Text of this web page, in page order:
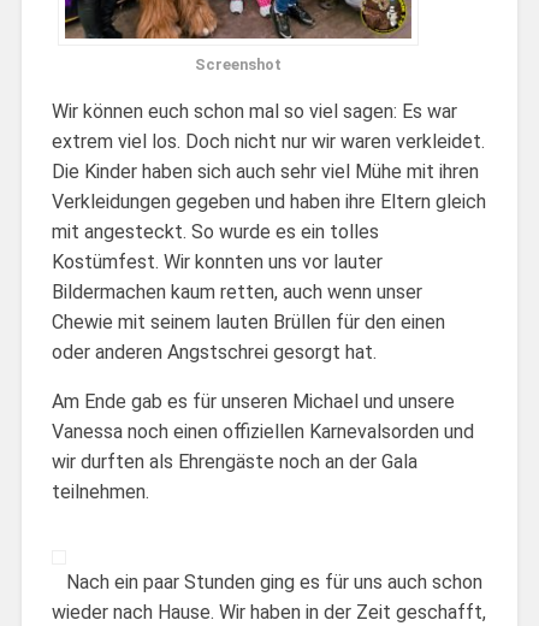
Screenshot
Wir können euch schon mal so viel sagen: Es war
extrem viel los. Doch nicht nur wir waren verkleidet.
Die Kinder haben sich auch sehr viel Mühe mit ihren
Verkleidungen gegeben und haben ihre Eltern gleich
mit angesteckt. So wurde es ein tolles
Kostümfest. Wir konnten uns vor lauter
Bildermachen kaum retten, auch wenn unser
Chewie mit seinem lauten Brüllen für den einen
oder anderen Angstschrei gesorgt hat.
Am Ende gab es für unseren Michael und unsere
Vanessa noch einen offiziellen Karnevalsorden und
wir durften als Ehrengäste noch an der Gala
teilnehmen.
Nach ein paar Stunden ging es für uns auch schon
wieder nach Hause. Wir haben in der Zeit geschafft,